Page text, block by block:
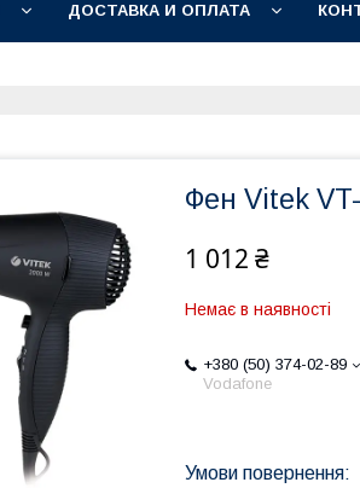
ДОСТАВКА И ОПЛАТА
Фен Vitek
1 012 ₴
Немає в наявності
+380 (50) 374-02-89
Vodafone